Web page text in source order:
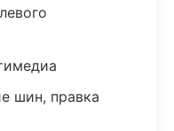
шин, правка